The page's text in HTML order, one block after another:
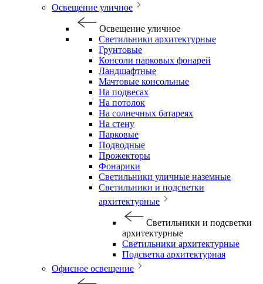
Освещение уличное
Освещение уличное
Светильники архитектурные
Грунтовые
Консоли парковых фонарей
Ландшафтные
Мачтовые консольные
На подвесах
На потолок
На солнечных батареях
На стену
Парковые
Подводные
Прожекторы
Фонарики
Светильники уличные наземные
Светильники и подсветки
архитектурные
Светильники и подсветки
архитектурные
Светильники архитектурные
Подсветка архитектурная
Офисное освещение